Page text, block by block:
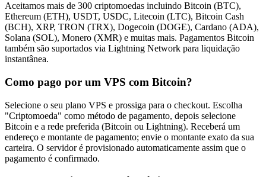
Aceitamos mais de 300 criptomoedas incluindo Bitcoin (BTC),
Ethereum (ETH), USDT, USDC, Litecoin (LTC), Bitcoin Cash
(BCH), XRP, TRON (TRX), Dogecoin (DOGE), Cardano (ADA),
Solana (SOL), Monero (XMR) e muitas mais. Pagamentos Bitcoin
também são suportados via Lightning Network para liquidação
instantânea.
Como pago por um VPS com Bitcoin?
Selecione o seu plano VPS e prossiga para o checkout. Escolha
"Criptomoeda" como método de pagamento, depois selecione
Bitcoin e a rede preferida (Bitcoin ou Lightning). Receberá um
endereço e montante de pagamento; envie o montante exato da sua
carteira. O servidor é provisionado automaticamente assim que o
pagamento é confirmado.